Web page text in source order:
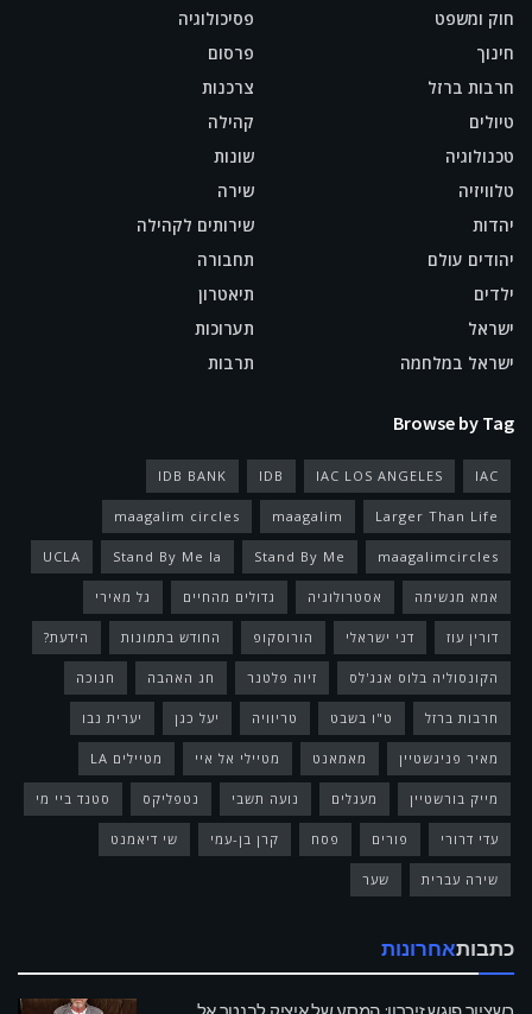
חוק ומשפט
חינוך
חרבות ברזל
טיולים
טכנולוגיה
טלוויזיה
יהדות
יהודים עולם
ילדים
ישראל
ישראל במלחמה
פסיכולוגיה
פרסום
צרכנות
קהילה
שונות
שירה
שירותים לקהילה
תחבורה
תיאטרון
תערוכות
תרבות
Browse by Tag
IAC
IAC LOS ANGELES
IDB
IDB BANK
Larger Than Life
maagalim
maagalim circles
maagalimcircles
Stand By Me
Stand By Me la
UCLA
אמא מגשימה אסטרולוגיה גדולים מהחיים גל מאירי
דורין עוז דני ישראלי הורוסקופ החודש בתמונות הידעת?
הקונסוליה בלוס אנג'לס זיוה פלטנר חג האהבה חנוכה
חרבות ברזל ט"ו בשבט טריוויה יעל כגן יערית נבו
מאיר פניגשטיין מאמאנט מטיילי אל איי מטיילים LA
מייק בורשטיין מעגלים נועה תשבי נטפליקס סטנד ביי מי
עדי דרורי פורים פסח קרן בן-עמי שי דיאמנט
שירה עברית שער
כתבותאחרונות